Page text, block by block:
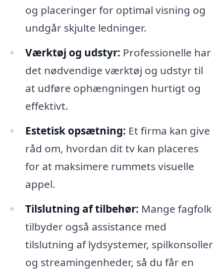
og placeringer for optimal visning og
undgår skjulte ledninger.
Værktøj og udstyr: Professionelle har
det nødvendige værktøj og udstyr til
at udføre ophængningen hurtigt og
effektivt.
Estetisk opsætning: Et firma kan give
råd om, hvordan dit tv kan placeres
for at maksimere rummets visuelle
appel.
Tilslutning af tilbehør: Mange fagfolk
tilbyder også assistance med
tilslutning af lydsystemer, spilkonsoller
og streamingenheder, så du får en